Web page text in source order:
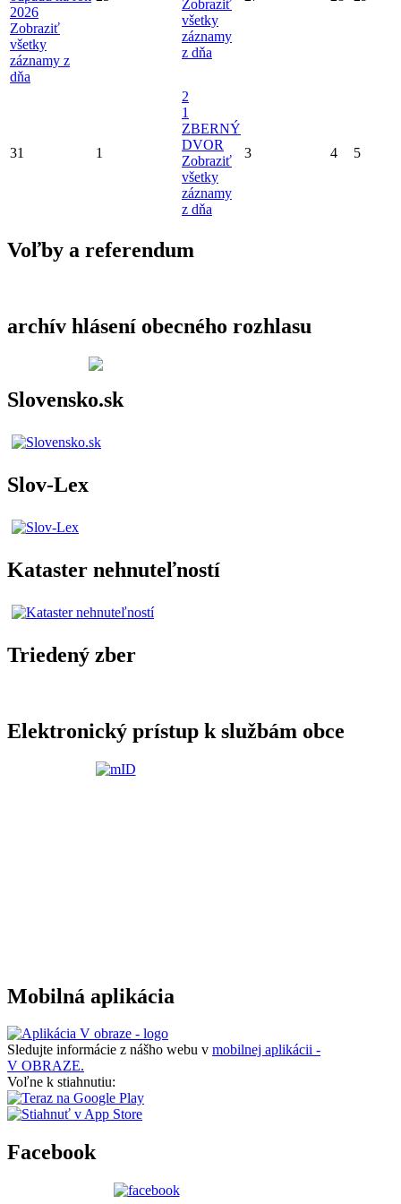
2026
Zobraziť
všetky
záznamy z
dňa
Zobraziť
všetky
záznamy
z dňa
31 1
2
1
ZBERNÝ
DVOR
Zobraziť
všetky
záznamy
z dňa
3 4 5
Voľby a referendum
archív hlásení obecného rozhlasu
Slovensko.sk
Slov-Lex
Kataster nehnuteľností
Triedený zber
Elektronický prístup k službám obce
Mobilná aplikácia
Sledujte informácie z nášho webu v mobilnej aplikácii -
V OBRAZE.
Voľne k stiahnutiu:
Facebook